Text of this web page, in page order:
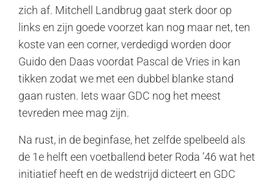
zich af. Mitchell Landbrug gaat sterk door op
links en zijn goede voorzet kan nog maar net, ten
koste van een corner, verdedigd worden door
Guido den Daas voordat Pascal de Vries in kan
tikken zodat we met een dubbel blanke stand
gaan rusten. Iets waar GDC nog het meest
tevreden mee mag zijn.
Na rust, in de beginfase, het zelfde spelbeeld als
de 1e helft een voetballend beter Roda ’46 wat het
initiatief heeft en de wedstrijd dicteert en GDC